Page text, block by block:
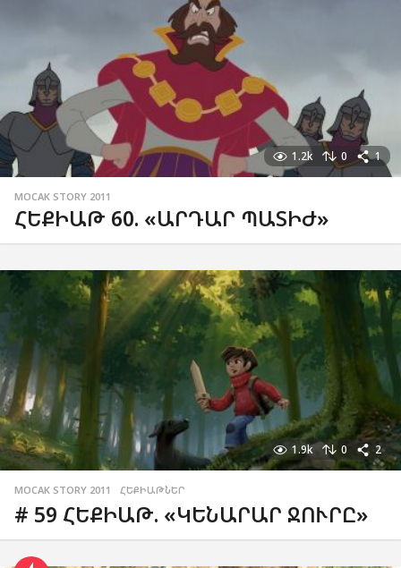
1.2k 0 1
MOCAK STORY 2011
ՀԵՔԻԱԹ 60. «ԱՐԴԱՐ ՊԱՏԻԺ»
1.9k 0 2
MOCAK STORY 2011 ,ՀԵՔԻԱԹՆԵՐ
# 59 ՀԵՔԻԱԹ. «ԿԵՆԱՐԱՐ ՋՈՒՐԸ»